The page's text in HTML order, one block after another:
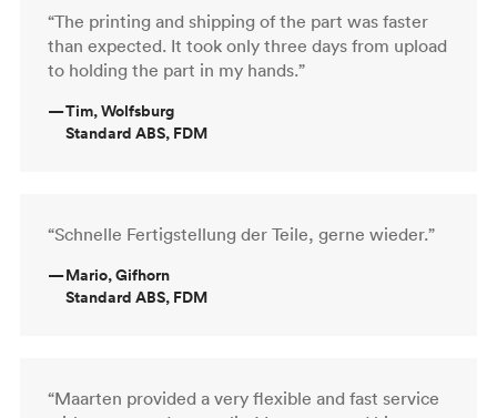
“The printing and shipping of the part was faster
than expected. It took only three days from upload
to holding the part in my hands.”
—Tim, Wolfsburg
Standard ABS, FDM
“Schnelle Fertigstellung der Teile, gerne wieder.”
—Mario, Gifhorn
Standard ABS, FDM
“Maarten provided a very flexible and fast service